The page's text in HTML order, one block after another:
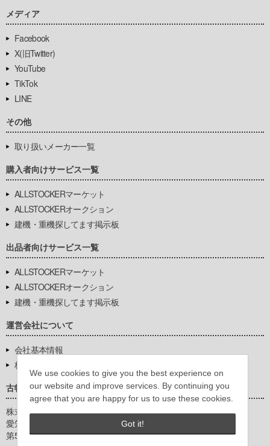
We use cookies to give you the best experience on
our website and improve services. By continuing you
agree that you are happy for us to use these cookies.
Got it!
メディア
Facebook
X(旧Twitter)
YouTube
TikTok
LINE
その他
取り扱いメーカー一覧
購入者向けサービス一覧
ALLSTOCKERマーケット
ALLSTOCKERオークション
建機・重機探してます掲示板
出品者向けサービス一覧
ALLSTOCKERマーケット
ALLSTOCKERオークション
建機・重機探してます掲示板
運営会社について
会社基本情報
株式会社豊環境開発
古物営業法に基づく表示
株式会社豊環境開発
愛知県公安委員会
第542771404200号